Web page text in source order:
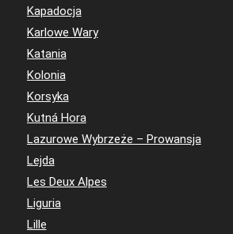
Kapadocja
Karlowe Wary
Katania
Kolonia
Korsyka
Kutná Hora
Lazurowe Wybrzeże – Prowansja
Lejda
Les Deux Alpes
Liguria
Lille